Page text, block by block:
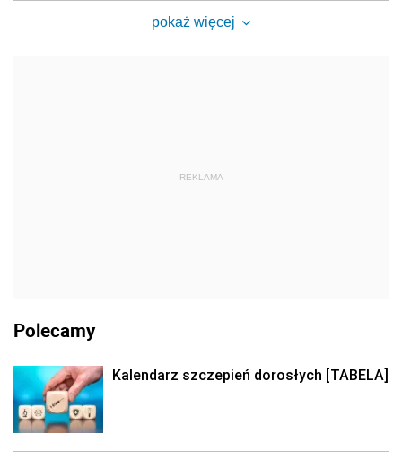
pokaż więcej
REKLAMA
Polecamy
Kalendarz szczepień dorosłych [TABELA]